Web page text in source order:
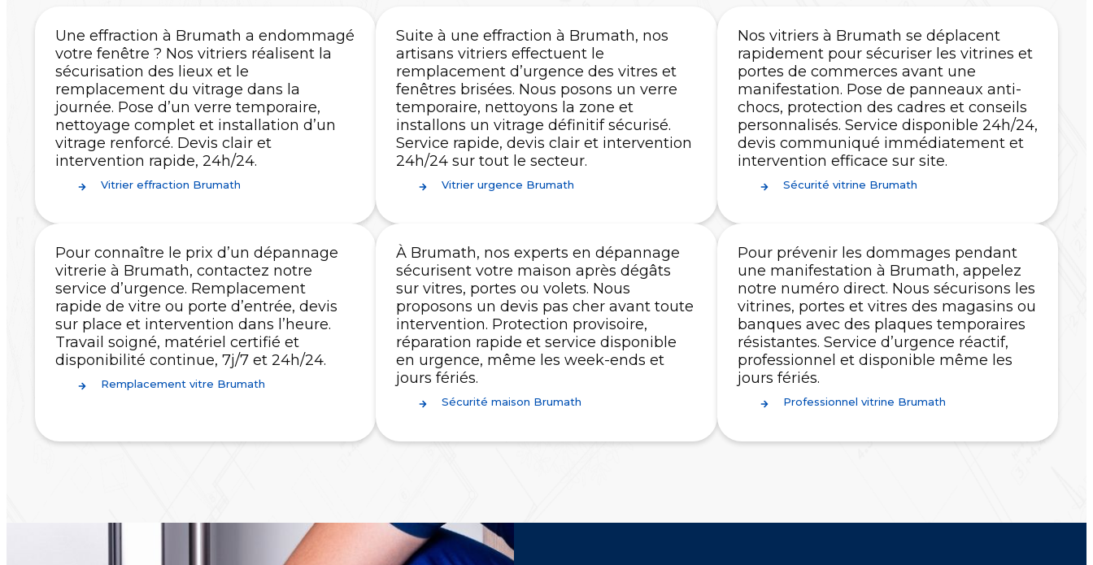
Une effraction à Brumath a endommagé
votre fenêtre ? Nos vitriers réalisent la
sécurisation des lieux et le
remplacement du vitrage dans la
journée. Pose d’un verre temporaire,
nettoyage complet et installation d’un
vitrage renforcé. Devis clair et
intervention rapide, 24h/24.
Vitrier effraction Brumath
Suite à une effraction à Brumath, nos
artisans vitriers effectuent le
remplacement d’urgence des vitres et
fenêtres brisées. Nous posons un verre
temporaire, nettoyons la zone et
installons un vitrage définitif sécurisé.
Service rapide, devis clair et intervention
24h/24 sur tout le secteur.
Vitrier urgence Brumath
Nos vitriers à Brumath se déplacent
rapidement pour sécuriser les vitrines et
portes de commerces avant une
manifestation. Pose de panneaux anti-
chocs, protection des cadres et conseils
personnalisés. Service disponible 24h/24,
devis communiqué immédiatement et
intervention efficace sur site.
Sécurité vitrine Brumath
Pour connaître le prix d’un dépannage
vitrerie à Brumath, contactez notre
service d’urgence. Remplacement
rapide de vitre ou porte d’entrée, devis
sur place et intervention dans l’heure.
Travail soigné, matériel certifié et
disponibilité continue, 7j/7 et 24h/24.
Remplacement vitre Brumath
À Brumath, nos experts en dépannage
sécurisent votre maison après dégâts
sur vitres, portes ou volets. Nous
proposons un devis pas cher avant toute
intervention. Protection provisoire,
réparation rapide et service disponible
en urgence, même les week-ends et
jours fériés.
Sécurité maison Brumath
Pour prévenir les dommages pendant
une manifestation à Brumath, appelez
notre numéro direct. Nous sécurisons les
vitrines, portes et vitres des magasins ou
banques avec des plaques temporaires
résistantes. Service d’urgence réactif,
professionnel et disponible même les
jours fériés.
Professionnel vitrine Brumath